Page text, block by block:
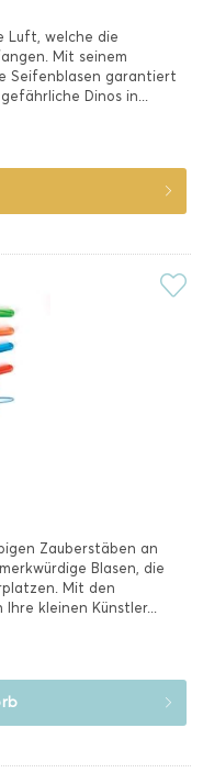
Luft, welche die
Mit seinem
Seifenblasen garantiert
Dinos in...
Zauberstäben an
Blasen, die
Mit den
kleinen Künstler...